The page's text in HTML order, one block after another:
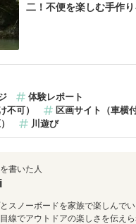
二！不便を楽しむ手作
体験レポート
不可）
区画サイト（車横
川遊び
書いた人
スノーボードを家族で楽しんで
線でアウトドアの楽しさを伝え